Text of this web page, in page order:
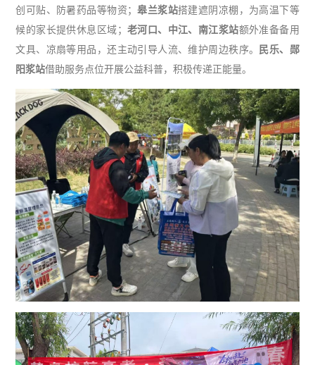
创可贴、防暑药品等物资； 皋兰浆站搭建遮阴凉棚，为高温下等
候的家长提供休息区域； 老河口、中江、南江浆站额外准备备用
文具、凉扇等用品，还主动引导人流、维护周边秩序。 民乐、郧
阳浆站借助服务点位开展公益科普，积极传递正能量。